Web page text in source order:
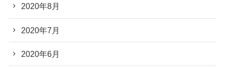
2020年8月
2020年7月
2020年6月